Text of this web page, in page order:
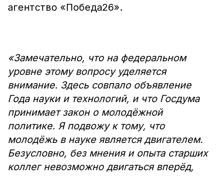
агентство «Победа26».
«Замечательно, что на федеральном
уровне этому вопросу уделяется
внимание. Здесь совпало объявление
Года науки и технологий, и что Госдума
принимает закон о молодёжной
политике. Я подвожу к тому, что
молодёжь в науке является двигателем.
Безусловно, без мнения и опыта старших
коллег невозможно двигаться вперёд,